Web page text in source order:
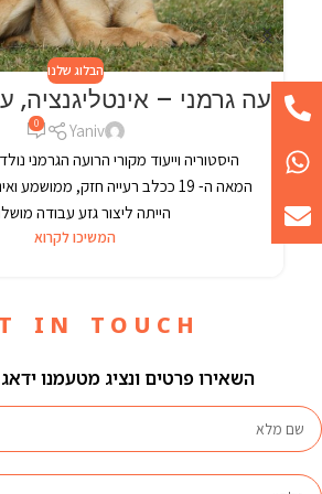
הבלוג שלנו
רועה גרמני – אינטליגנציה,
Yaniv
0
היסטוריה וייעוד מקורי הרועה הגרמני
המאה ה- 19 ככלב רעייה חזק,
הייתה ליצור גזע עבודה
המשיכו לקרוא
T I N T O U C H
השאירו פרטים ונציג מטעמנו